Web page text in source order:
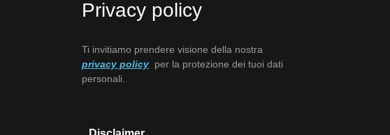
Privacy policy
Ti invitiamo prendere visione della nostra
privacy policy per la protezione dei tuoi dati
personali.